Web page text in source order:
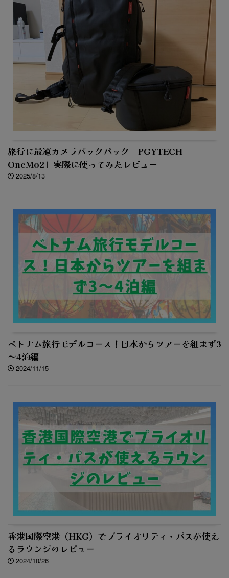
旅行に最適カメラバックパック「PGYTECH
OneMo2」実際に使ってみたレビュー
2025/8/13
ベトナム旅行モデルコース！日本からツアーを組まず3
～4泊編
2024/11/15
香港国際空港（HKG）でプライオリティ・パスが使え
るラウンジのレビュー
2024/10/26